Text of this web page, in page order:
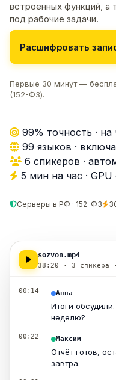
встроенных функций,
под рабочие задачи.
Расшифровать
Первые 30 минут —
(152-ФЗ).
99% точность ·
99 языков ·
6 спикеров ·
5 мин на час · GPU
Серверы в РФ · 152-ФЗ
sozvon.mp4
38:20 · 3 спикера
00:14 Анна
Итоги
неделю?
00:22 Максим
Отчёт готов,
завтра.